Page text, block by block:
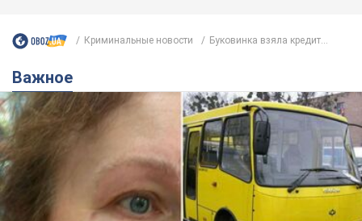
Криминальные новости Буковинка взяла кредит...
Важное